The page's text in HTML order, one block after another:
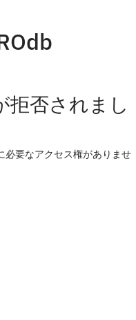
拒否されまし
必要なアクセス権がありませ